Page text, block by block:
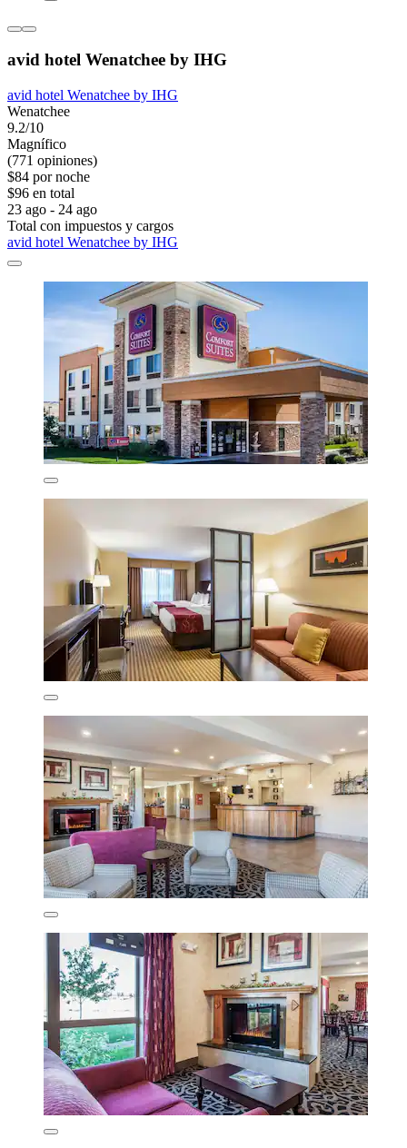
avid hotel Wenatchee by IHG
avid hotel Wenatchee by IHG
Wenatchee
9.2/10
Magnífico
(771 opiniones)
$84 por noche
$96 en total
23 ago - 24 ago
Total con impuestos y cargos
avid hotel Wenatchee by IHG